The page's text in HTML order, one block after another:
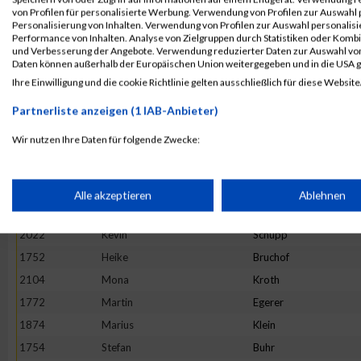
1724
Frederic Beck
1895
Hannah Krießbach
1907
Nathalie Laux
2090
Daniel Wiederstein
1904
Sophie
Maurice
1851
Ralph Huschka
2022
Kevin Schupp
1752
Heike Bruchof
2104
Mona Kroth
1772
Martin Egerer
1874
Marius Klein
1754
Stefan Buhr
von Profilen für personalisierte Werbung. Verwendung von Profilen zur
Personalisierung von Inhalten. Verwendung von Profilen zur Auswahl
Performance von Inhalten. Analyse von Zielgruppen durch Statistiken oder
und Verbesserung der Angebote. Verwendung reduzierter Daten zur Auswahl
Daten können außerhalb der Europäischen Union weitergegeben und in die USA
Ihre Einwilligung und die cookie Richtlinie gelten ausschließlich für diese
Partnerliste anzeigen (1 IAB-Anbieter)
Wir nutzen Ihre Daten für folgende Zwecke:
Speichern von oder Zugriff auf Informationen auf einem
Verwendung reduzierter Daten zur Auswahl von Werbeanzeigen
Verwendung von Profilen zur Auswahl personalisierter Werbung
Alle akzeptieren Ablehnen